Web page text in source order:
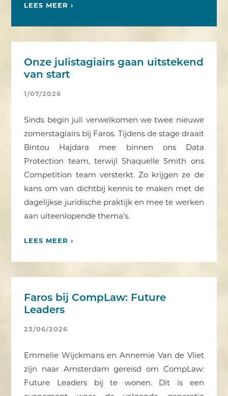
LEES MEER ›
Onze julistagiairs gaan uitstekend
van start
1/07/2026
Sinds begin juli verwelkomen we twee nieuwe
zomerstagiairs bij Faros. Tijdens de stage draait
Bintou Hajdara mee binnen ons Data
Protection team, terwijl Shaquelle Smith ons
Competition team versterkt. Zo krijgen ze de
kans om van dichtbij kennis te maken met de
dagelijkse juridische praktijk en mee te werken
aan uiteenlopende thema’s.
LEES MEER ›
Faros bij CompLaw: Future
Leaders
23/06/2026
Emmelie Wijckmans en Annemie Van de Vliet
zijn naar Amsterdam gereisd om CompLaw:
Future Leaders bij te wonen. Dit is een